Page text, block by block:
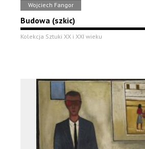
Wojciech Fangor
Budowa (szkic)
Kolekcja Sztuki XX i XXI wieku